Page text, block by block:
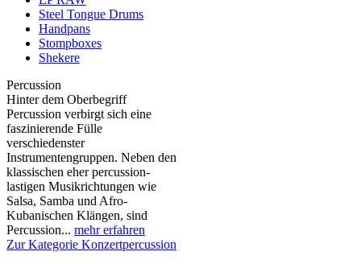
Steel Tongue Drums
Handpans
Stompboxes
Shekere
Percussion
Hinter dem Oberbegriff
Percussion verbirgt sich eine
faszinierende Fülle
verschiedenster
Instrumentengruppen. Neben den
klassischen eher percussion-
lastigen Musikrichtungen wie
Salsa, Samba und Afro-
Kubanischen Klängen, sind
Percussion... mehr erfahren
Zur Kategorie Konzertpercussion